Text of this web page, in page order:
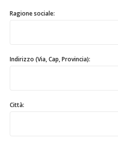
Ragione sociale:
Indirizzo (Via, Cap, Provincia):
Città: